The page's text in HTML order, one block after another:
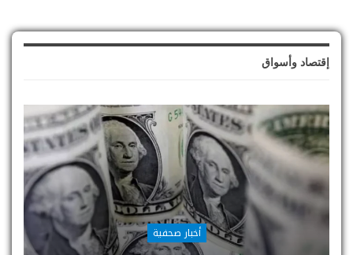
إقتصاد وأسواق
أخبار صحفية